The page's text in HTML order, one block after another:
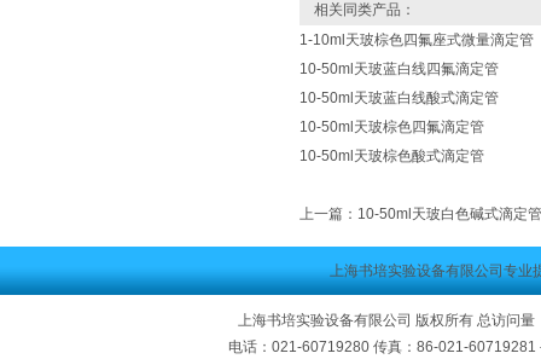
相关同类产品：
1-10ml天玻棕色四氟座式微量滴定管
10-50ml天玻蓝白线四氟滴定管
10-50ml天玻蓝白线酸式滴定管
10-50ml天玻棕色四氟滴定管
10-50ml天玻棕色酸式滴定管
上一篇： 10-50ml天玻白色碱式滴定管
上海书培实验设备有限公司专业
上海书培实验设备有限公司 版权所有 总访问量
电话：021-60719280 传真：86-021-